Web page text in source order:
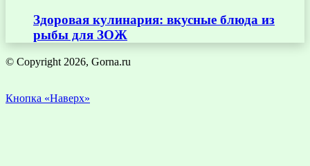
Здоровая кулинария: вкусные блюда из
рыбы для ЗОЖ
© Copyright 2026, Gorna.ru
Кнопка «Наверх»